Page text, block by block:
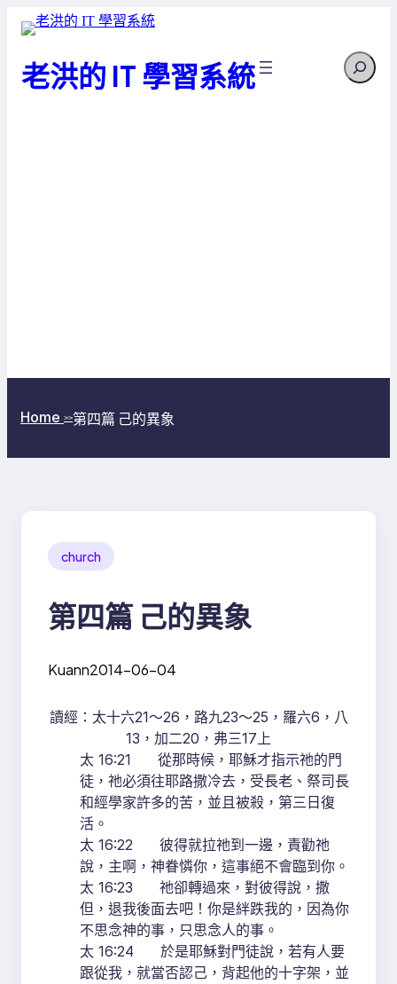
老洪的 IT 學習系統 Search
Home >>第四篇 己的異象
church
第四篇 己的異象
Kuann2014-06-04
讀經：太十六21～26，路九23～25，羅六6，八
13，加二20，弗三17上
太 16:21 從那時候，耶穌才指示祂的門
徒，祂必須往耶路撒冷去，受長老、祭司長
和經學家許多的苦，並且被殺，第三日復
活。
太 16:22 彼得就拉祂到一邊，責勸祂
說，主啊，神眷憐你，這事絕不會臨到你。
太 16:23 祂卻轉過來，對彼得說，撒
但，退我後面去吧！你是絆跌我的，因為你
不思念神的事，只思念人的事。
太 16:24 於是耶穌對門徒說，若有人要
跟從我，就當否認己，背起他的十字架，並